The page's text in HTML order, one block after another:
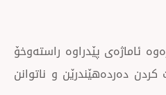
راستەوخۆ
و ناتوانن